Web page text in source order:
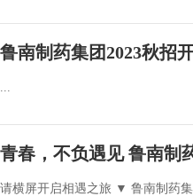
鲁南制药集团2023秋招
...
青春，不负遇见 鲁南制
请横屏开启相遇之旅 ▼ 鲁南制药